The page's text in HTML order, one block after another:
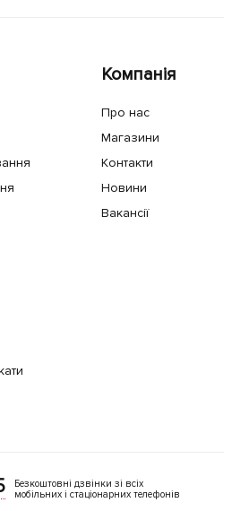
Компанія
Про нас
Магазини
Контакти
Новини
Вакансії
Безкоштовні дзвінки зі всіх
мобільних і стаціонарних телефонів